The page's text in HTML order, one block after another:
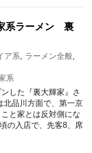
系ラーメン 裏
ア系, ラーメン全般,
系
した『裏大輝家』さ
北品川方面で、第一京
と家とは反対側にな
の入店で、先客8、席